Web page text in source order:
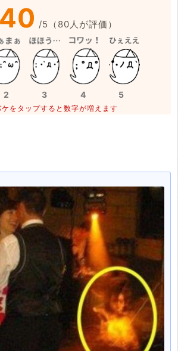
/5 （ 80人が評価）
2 3 4 5
をタップすると数字が増えます